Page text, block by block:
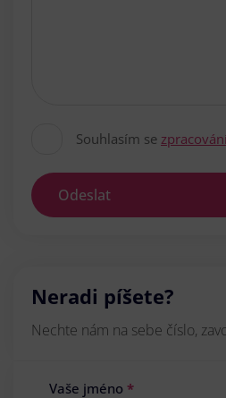
Souhlasím se
Odeslat
Neradi píšete?
Nechte nám na sebe číslo,
Vaše jméno *